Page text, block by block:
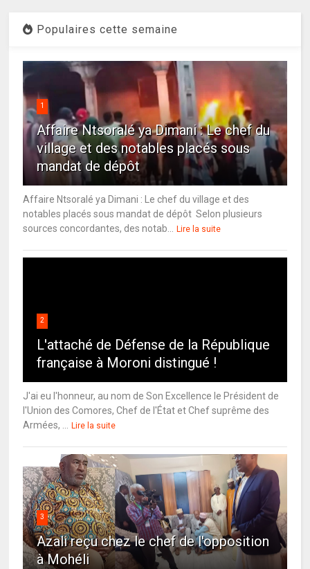
Populaires cette semaine
1
Affaire Ntsoralé ya Dimani : Le chef du
village et des notables placés sous
mandat de dépôt
Affaire Ntsoralé ya Dimani : Le chef du village et des
notables placés sous mandat de dépôt Selon plusieurs
sources concordantes, des notab...
Lire la suite
2
L'attaché de Défense de la République
française à Moroni distingué !
J'ai eu l'honneur, au nom de Son Excellence le Président de
l'Union des Comores, Chef de l'État et Chef suprême des
Armées, ...
Lire la suite
3
Azali reçu chez le chef de l'opposition
à Mohéli